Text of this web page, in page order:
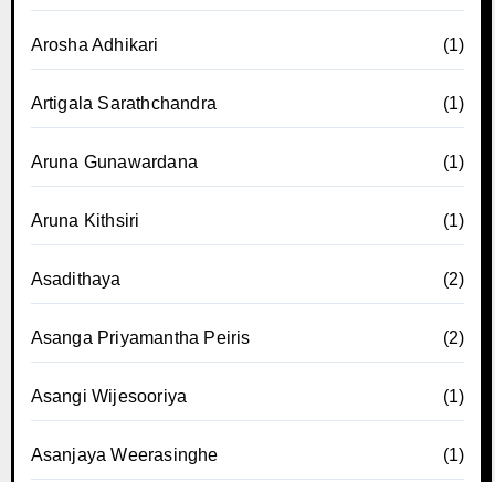
Arosha Adhikari (1)
Artigala Sarathchandra (1)
Aruna Gunawardana (1)
Aruna Kithsiri (1)
Asadithaya (2)
Asanga Priyamantha Peiris (2)
Asangi Wijesooriya (1)
Asanjaya Weerasinghe (1)